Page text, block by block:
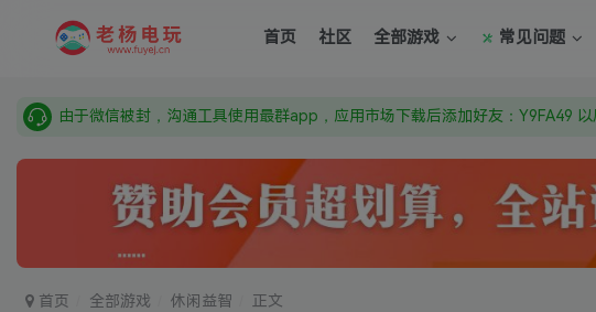
首页 社区 全部游戏 常见问题
本站资源来自网络搜集，如有侵权，请联系删除：fuyej@qq.com 附上证书和
需要什么游戏请联系客服，若链接失效请联系客服，百度网盘边上的激活码也
首页 全部游戏 休闲益智 正文